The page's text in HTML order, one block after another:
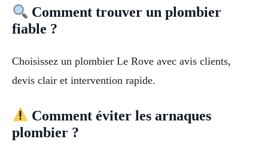
Comment trouver un plombier
fiable ?
Choisissez un plombier Le Rove avec avis clients,
devis clair et intervention rapide.
Comment éviter les arnaques
plombier ?